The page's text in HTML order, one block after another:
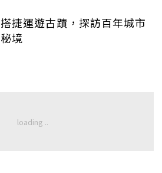
搭捷運遊古蹟，探訪百年城市
秘境